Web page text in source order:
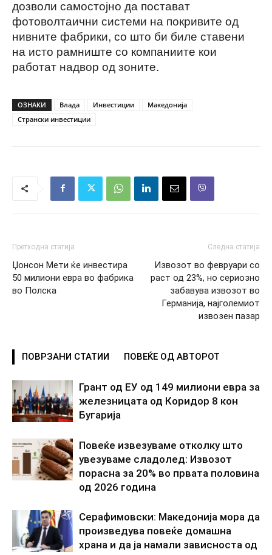
дозволи самостојно да постават
фотоволтаични системи на покривите од
нивните фабрики, со што би биле ставени
на исто рамниште со компаниите кои
работат надвор од зоните.
ОЗНАКИ Влада Инвестиции
Македонија
Странски инвестиции
Претходна статија
Џонсон Мети ќе инвестира
50 милиони евра во фабрика
во Полска
Следна статија
Извозот во февруари со
раст од 23%, но сериозно
забавува извозот во
Германија, најголемиот
извозен пазар
ПОВРЗАНИ СТАТИИ ПОВЕЌЕ ОД АВТОРОТ
Грант од ЕУ од 149 милиони евра за
железницата од Коридор 8 кон
Бугарија
Повеќе извезуваме отколку што
увезуваме сладолед: Извозот
порасна за 20% во првата половина
од 2026 година
Серафимовски: Македонија мора да
произведува повеќе домашна
храна и да ја намали зависноста од